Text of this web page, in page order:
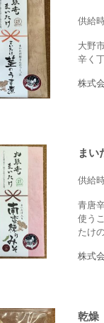
供給
大野
辛く
株式
ま
供給
青唐
使う
たけ
株式
乾燥